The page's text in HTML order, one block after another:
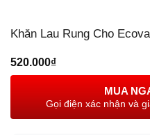
Khăn Lau Rung Cho
520.000₫
MUA
Gọi điện xác nhận và